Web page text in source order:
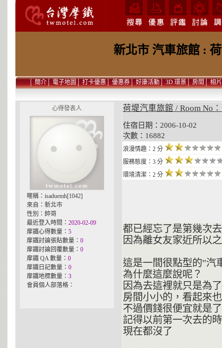
新北市 汽車旅館 :
│簡介│電子地圖│打卡優惠│優惠券│好康活動│3D 環景│房間│相片
心得發表人
暱稱：isaduemh[1042]
來自：新北市
性別：帥哥
最近登入時間： 2020-02-09
摩鐵心得數量： 5
摩鐵討論張貼數量： 0
摩鐵討論回覆數量： 0
摩鐵 QA 數量： 0
摩鐵日記數量： 0
摩鐵地標數量： 3
會員個人部落格：
荷堤汽車旅館 / Room No
住宿日期：2006-10-02
次數：16882
浪漫情趣：2 分
服務態度：3 分
環境清潔：2 分
都已經忘了是第幾次
因為離女友家近所以
這是一間很點型的"汽
為什麼這麼說呢？
因為去這裡就只是為
房間小小的，看起來
不過價錢很便宜就是了
記得以前第一次去的
現在都沒了